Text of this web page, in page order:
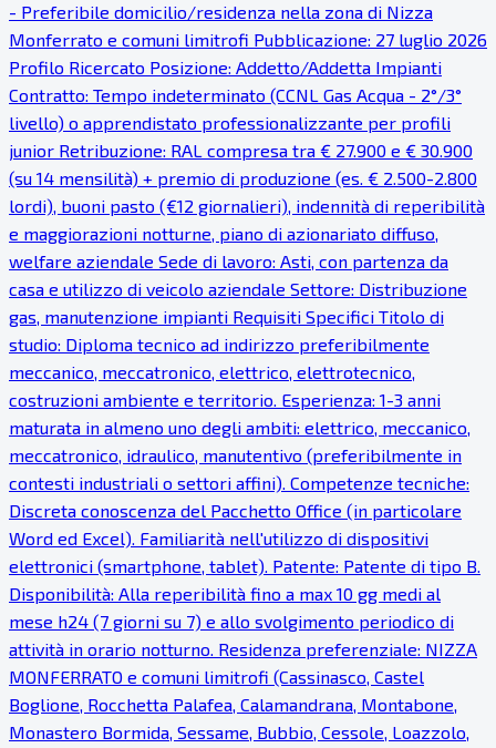
- Preferibile domicilio/residenza nella zona di Nizza
Monferrato e comuni limitrofi Pubblicazione: 27 luglio 2026
Profilo Ricercato Posizione: Addetto/Addetta Impianti
Contratto: Tempo indeterminato (CCNL Gas Acqua - 2°/3°
livello) o apprendistato professionalizzante per profili
junior Retribuzione: RAL compresa tra € 27.900 e € 30.900
(su 14 mensilità) + premio di produzione (es. € 2.500-2.800
lordi), buoni pasto (€12 giornalieri), indennità di reperibilità
e maggiorazioni notturne, piano di azionariato diffuso,
welfare aziendale Sede di lavoro: Asti, con partenza da
casa e utilizzo di veicolo aziendale Settore: Distribuzione
gas, manutenzione impianti Requisiti Specifici Titolo di
studio: Diploma tecnico ad indirizzo preferibilmente
meccanico, meccatronico, elettrico, elettrotecnico,
costruzioni ambiente e territorio. Esperienza: 1-3 anni
maturata in almeno uno degli ambiti: elettrico, meccanico,
meccatronico, idraulico, manutentivo (preferibilmente in
contesti industriali o settori affini). Competenze tecniche:
Discreta conoscenza del Pacchetto Office (in particolare
Word ed Excel). Familiarità nell'utilizzo di dispositivi
elettronici (smartphone, tablet). Patente: Patente di tipo B.
Disponibilità: Alla reperibilità fino a max 10 gg medi al
mese h24 (7 giorni su 7) e allo svolgimento periodico di
attività in orario notturno. Residenza preferenziale: NIZZA
MONFERRATO e comuni limitrofi (Cassinasco, Castel
Boglione, Rocchetta Palafea, Calamandrana, Montabone,
Monastero Bormida, Sessame, Bubbio, Cessole, Loazzolo,